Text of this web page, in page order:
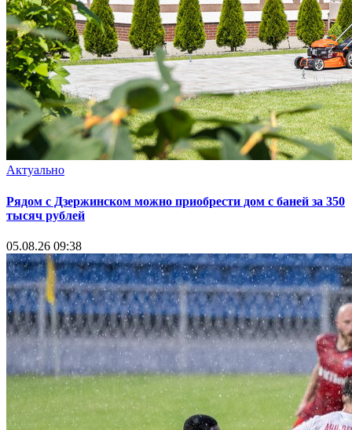
Актуально
Рядом с Дзержинском можно приобрести дом с баней за 350
тысяч рублей
05.08.26 09:38